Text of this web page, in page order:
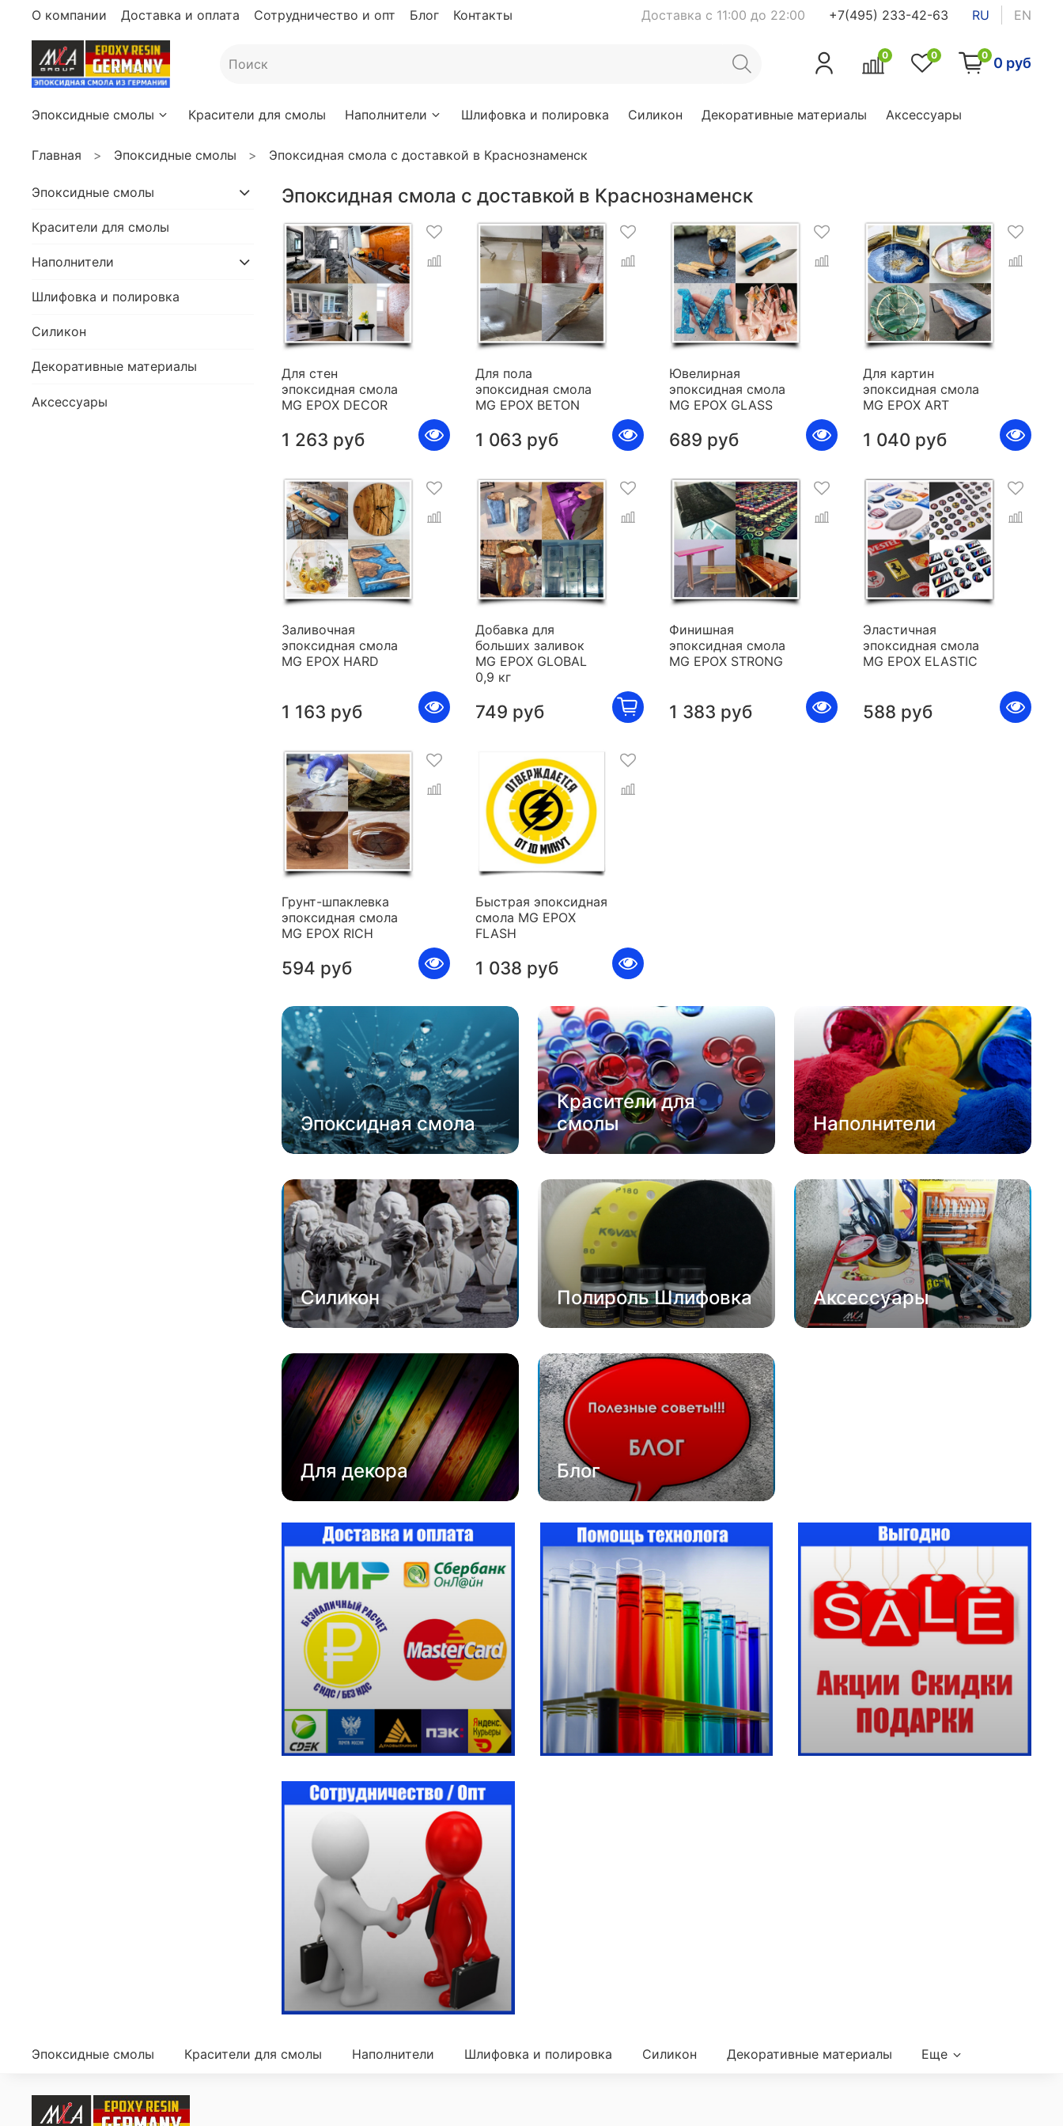
О компании Доставка и оплата Сотрудничество и опт Блог Контакты Доставка с 11:00 до 22:00 +7(495) 233-42-63 RU EN
0 0 0 0 руб
Эпоксидные смолы Красители для смолы Наполнители Шлифовка и полировка Силикон Декоративные материалы Аксессуары
Главная Эпоксидные смолы Эпоксидная смола с доставкой в Краснознаменск
Эпоксидная смола с доставкой в Краснознаменск
Для стен
эпоксидная смола
MG EPOX DECOR
1 263 руб
Для пола
эпоксидная смола
MG EPOX BETON
1 063 руб
Ювелирная
эпоксидная смола
MG EPOX GLASS
689 руб
Для картин
эпоксидная смола
MG EPOX ART
1 040 руб
Заливочная
эпоксидная смола
MG EPOX HARD
1 163 руб
Добавка для
больших заливок
MG EPOX GLOBAL
0,9 кг
749 руб
Финишная
эпоксидная смола
MG EPOX STRONG
1 383 руб
Эластичная
эпоксидная смола
MG EPOX ELASTIC
588 руб
Грунт-шпаклевка
эпоксидная смола
MG EPOX RICH
594 руб
Быстрая эпоксидная
смола MG EPOX
FLASH
1 038 руб
Эпоксидная смола
Красители для
смолы
Наполнители
Силикон Полироль Шлифовка Аксессуары
Для декора Блог
Эпоксидные смолы
Красители для смолы
Наполнители
Шлифовка и полировка
Силикон
Декоративные материалы
Аксессуары
Эпоксидные смолы Красители для смолы Наполнители Шлифовка и полировка Силикон Декоративные материалы Еще